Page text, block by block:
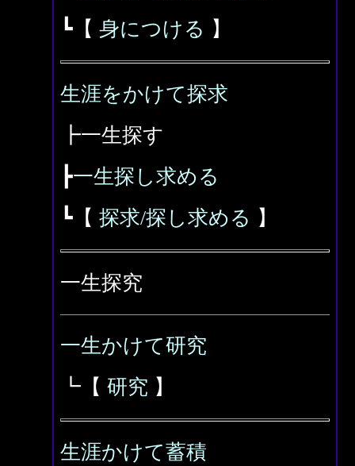
┗【 身につける 】
生涯をかけて探求
┣一生探す
┣一生探し求める
┗【 探求/探し求める 】
一生探究
一生かけて研究
┗【 研究 】
生涯かけて蓄積